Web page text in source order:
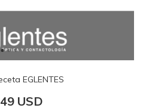
EGLENTES
USD